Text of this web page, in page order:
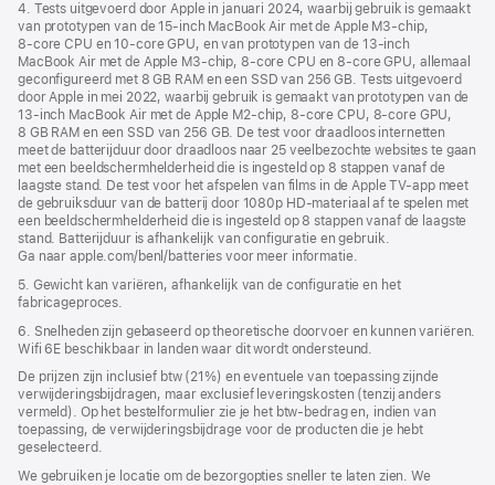
4. Tests uitgevoerd door Apple in januari 2024, waarbij gebruik is gemaakt
van prototypen van de 15‑inch MacBook Air met de Apple M3‑chip,
8‑core CPU en 10‑core GPU, en van prototypen van de 13‑inch
MacBook Air met de Apple M3‑chip, 8‑core CPU en 8‑core GPU, allemaal
geconfigureerd met 8 GB RAM en een SSD van 256 GB. Tests uitgevoerd
door Apple in mei 2022, waarbij gebruik is gemaakt van prototypen van de
13‑inch MacBook Air met de Apple M2‑chip, 8‑core CPU, 8‑core GPU,
8 GB RAM en een SSD van 256 GB. De test voor draadloos internetten
meet de batterijduur door draadloos naar 25 veelbezochte websites te gaan
met een beeldscherm­helderheid die is ingesteld op 8 stappen vanaf de
laagste stand. De test voor het afspelen van films in de Apple TV-app meet
de gebruiksduur van de batterij door 1080p HD-materiaal af te spelen met
een beeldscherm­helderheid die is ingesteld op 8 stappen vanaf de laagste
stand. Batterijduur is afhankelijk van configuratie en gebruik.
Ga naar apple.com/benl/batteries voor meer informatie.
5. Gewicht kan variëren, afhankelijk van de configuratie en het
fabricageproces.
6. Snelheden zijn gebaseerd op theoretische doorvoer en kunnen variëren.
Wifi 6E beschikbaar in landen waar dit wordt ondersteund.
De prijzen zijn inclusief btw (21%) en eventuele van toepassing zijnde
verwijderingsbijdragen, maar exclusief leveringskosten (tenzij anders
vermeld). Op het bestelformulier zie je het btw-bedrag en, indien van
toepassing, de verwijderingsbijdrage voor de producten die je hebt
geselecteerd.
We gebruiken je locatie om de bezorgopties sneller te laten zien. We